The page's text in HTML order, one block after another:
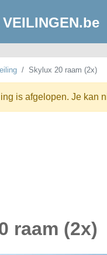
Skylux 20 raam (2x)
is afgelopen. Je kan
raam (2x)